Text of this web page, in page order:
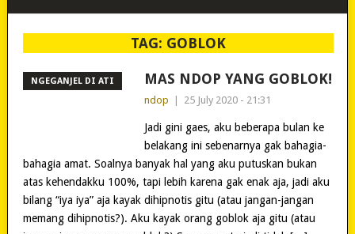
TAG: GOBLOK
NGEGANJEL DI ATI MAS NDOP YANG GOBLOK!
ndop 25 July 2020 - 21:31
Jadi gini gaes, aku beberapa bulan ke
belakang ini sebenarnya gak bahagia-
bahagia amat. Soalnya banyak hal yang aku putuskan bukan
atas kehendakku 100%, tapi lebih karena gak enak aja, jadi aku
bilang “iya iya” aja kayak dihipnotis gitu (atau jangan-jangan
memang dihipnotis?). Aku kayak orang goblok aja gitu (atau